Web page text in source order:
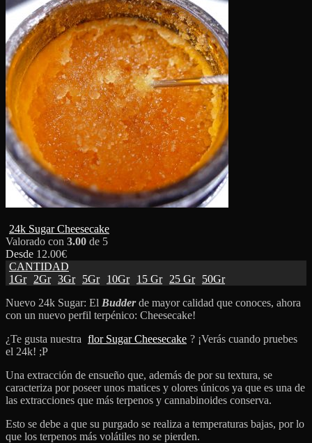
24k Sugar Cheesecake
Valorado con 3.00 de 5
Desde 12.00€
CANTIDAD
1Gr
2Gr 3Gr 5Gr 10Gr 15 Gr 25 Gr
50Gr
Nuevo 24k Sugar: El Budderde mayor calidad que conoces, ahora
con un nuevo perfil terpénico: Cheesecake!
¿Te gusta nuestra flor Sugar Cheesecake ? ¡Verás cuando pruebes
el 24k! ;P
Una extracción de ensueño que, además de por su textura, se
caracteriza por poseer unos matices y olores únicos ya que es una de
las extracciones que más terpenos y cannabinoides conserva.
Esto se debe a que su purgado se realiza a temperaturas bajas, por lo
que los terpenos más volátiles no se pierden.